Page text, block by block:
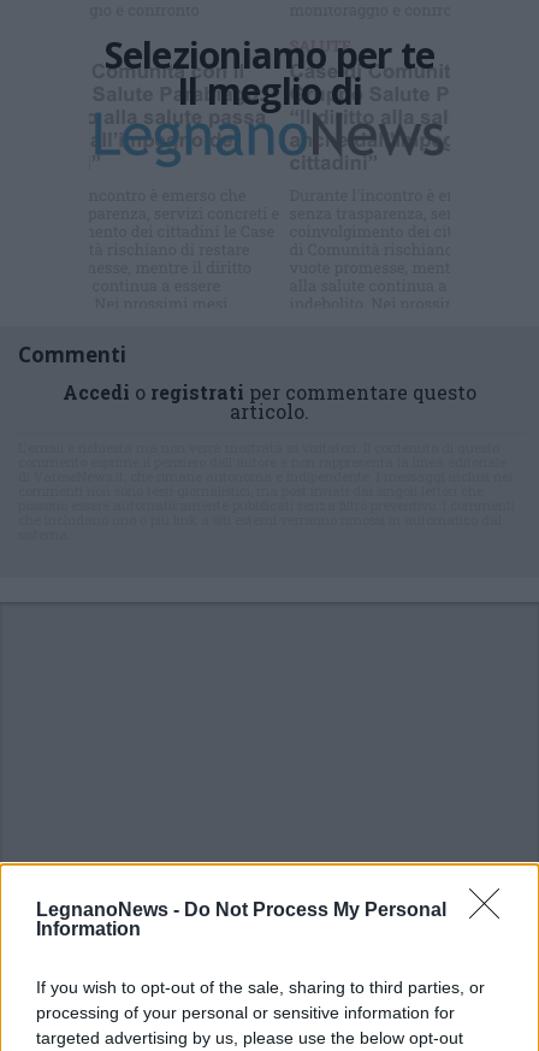
LegnanoNews - Do Not Process My Personal
Information
If you wish to opt-out of the sale, sharing to third parties, or
processing of your personal or sensitive information for
targeted advertising by us, please use the below opt-out
Selezioniamo per te
Il meglio di
Commenti
Accedi o registrati per commentare questo
articolo.
ALTRE NOTIZIE DI ABBIATEGRASSO